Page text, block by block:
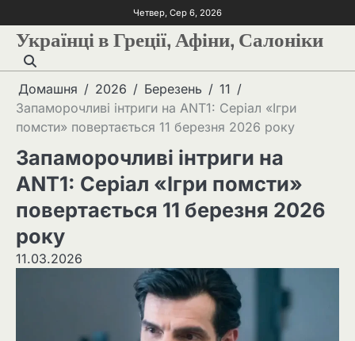
Четвер, Сер 6, 2026
Українці в Греції, Афіни, Салоніки
Домашня 2026 Березень
11
Запаморочливі інтриги на ANT1: Серіал «Ігри
помсти» повертається 11 березня 2026 року
Запаморочливі інтриги на
ANT1: Серіал «Ігри помсти»
повертається 11 березня 2026
року
11.03.2026